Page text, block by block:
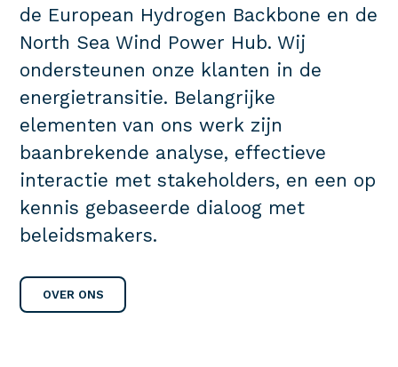
de European Hydrogen Backbone en de
North Sea Wind Power Hub. Wij
ondersteunen onze klanten in de
energietransitie. Belangrijke
elementen van ons werk zijn
baanbrekende analyse, effectieve
interactie met stakeholders, en een op
kennis gebaseerde dialoog met
beleidsmakers.
OVER ONS